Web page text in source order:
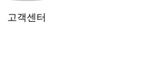
고객센터